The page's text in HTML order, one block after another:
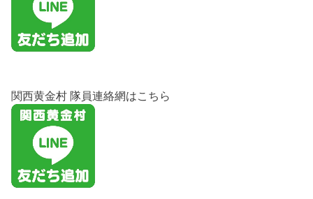
関西黄金村 隊員連絡網はこちら